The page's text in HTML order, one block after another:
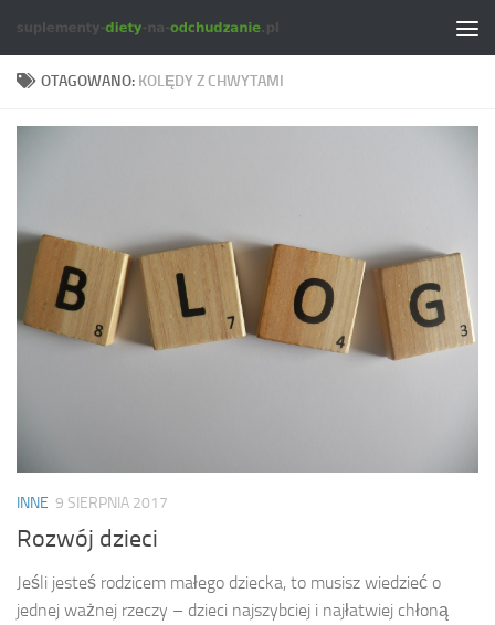
Skip to content
OTAGOWANO: KOLĘDY Z CHWYTAMI
INNE 9 SIERPNIA 2017
Rozwój dzieci
Jeśli jesteś rodzicem małego dziecka, to musisz wiedzieć o
jednej ważnej rzeczy – dzieci najszybciej i najłatwiej chłoną